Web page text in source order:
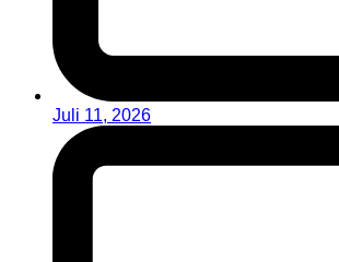
Juli 11, 2026